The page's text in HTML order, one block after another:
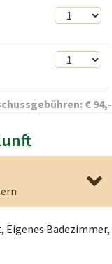
€ 94,-
Badezimmer,